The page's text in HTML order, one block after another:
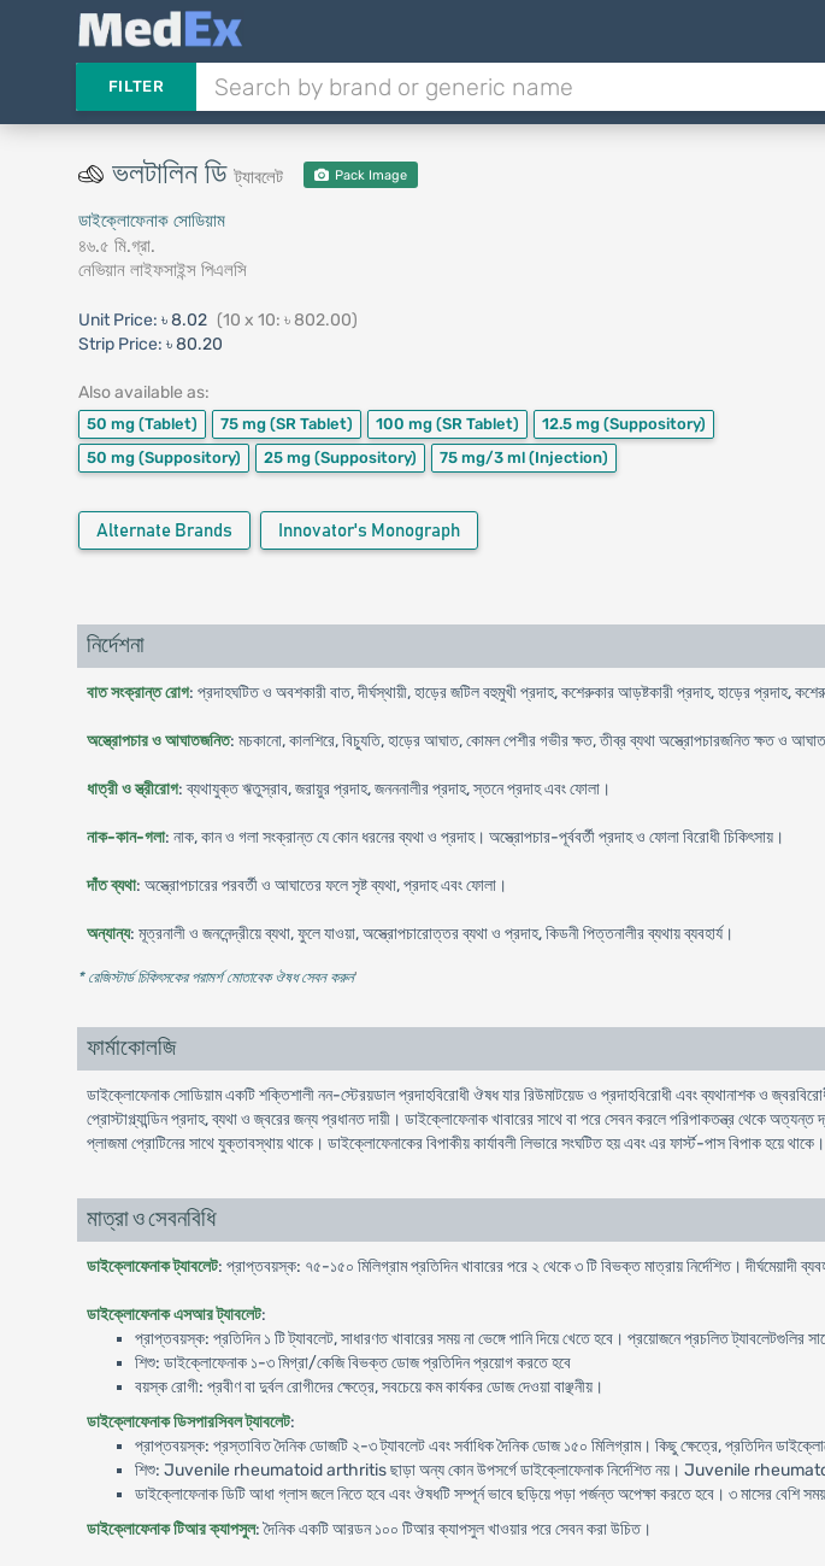
FILTER
ভলটালিন ডিট্যাবলেট Pack Image
ডাইক্লোফেনাক সোডিয়াম
৪৬.৫ মি.গ্রা.
নেভিয়ান লাইফসাইন্স পিএলসি
Unit Price: ৳ 8.02 (10 x 10: ৳ 802.00)
Strip Price: ৳ 80.20
Also available as:
50 mg (Tablet) 75 mg (SR Tablet) 100 mg (SR Tablet) 12.5 mg (Suppository)
50 mg (Suppository) 25 mg (Suppository) 75 mg/3 ml (Injection)
Alternate Brands Innovator's Monograph
নির্দেশনা
বাত সংক্রান্ত রোগ: প্রদাহঘটিত ও অবশকারী বাত, দীর্ঘস্থায়ী, হাড়ের জটিল বহুমুখী প্রদাহ, কশেরুকার আড়ষ্টকারী প্রদাহ, হাড়ের প্রদাহ,
অস্ত্রোপচার ও আঘাতজনিত: মচকানো, কালশিরে, বিচ্যুতি, হাড়ের আঘাত, কোমল পেশীর গভীর ক্ষত, তীব্র ব্যথা অস্ত্রোপচারজনিত ক্ষত ও
ধাত্রী ও স্ত্রীরোগ: ব্যথাযুক্ত ঋতুস্রাব, জরায়ুর প্রদাহ, জনননালীর প্রদাহ, স্তনে প্রদাহ এবং ফোলা।
নাক-কান-গলা: নাক, কান ও গলা সংক্রান্ত যে কোন ধরনের ব্যথা ও প্রদাহ। অস্ত্রোপচার-পূর্ববর্তী প্রদাহ ও ফোলা বিরোধী চিকিৎসায়।
দাঁত ব্যথা: অস্ত্রোপচারের পরবর্তী ও আঘাতের ফলে সৃষ্ট ব্যথা, প্রদাহ এবং ফোলা।
অন্যান্য: মূত্রনালী ও জননেন্দ্রীয়ে ব্যথা, ফুলে যাওয়া, অস্ত্রোপচারোত্তর ব্যথা ও প্রদাহ, কিডনী পিত্তনালীর ব্যথায় ব্যবহার্য।
* রেজিস্টার্ড চিকিৎসকের পরামর্শ মোতাবেক ঔষধ সেবন করুন'
ফার্মাকোলজি
ডাইক্লোফেনাক সোডিয়াম একটি শক্তিশালী নন-স্টেরয়ডাল প্রদাহবিরোধী ঔষধ যার রিউমাটয়েড ও প্রদাহবিরোধী এবং ব্যথানাশক ও
প্রোস্টাগ্ল্যান্ডিন প্রদাহ, ব্যথা ও জ্বরের জন্য প্রধানত দায়ী। ডাইক্লোফেনাক খাবারের সাথে বা পরে সেবন করলে পরিপাকতন্ত্র থেকে
প্লাজমা প্রোটিনের সাথে যুক্তাবস্থায় থাকে। ডাইক্লোফেনাকের বিপাকীয় কার্যাবলী লিভারে সংঘটিত হয় এবং এর ফার্স্ট-পাস বিপাক হয়ে থাকে।
মাত্রা ও সেবনবিধি
ডাইক্লোফেনাক ট্যাবলেট: প্রাপ্তবয়স্ক: ৭৫-১৫০ মিলিগ্রাম প্রতিদিন খাবারের পরে ২ থেকে ৩ টি বিভক্ত মাত্রায় নির্দেশিত। দীর্ঘমেয়াদী
ডাইক্লোফেনাক এসআর ট্যাবলেট:
প্রাপ্তবয়স্ক: প্রতিদিন ১ টি ট্যাবলেট, সাধারণত খাবারের সময় না ভেঙ্গে পানি দিয়ে খেতে হবে। প্রয়োজনে প্রচলিত ট্যাবলেটগুলির
শিশু: ডাইক্লোফেনাক ১-৩ মিগ্রা/কেজি বিভক্ত ডোজ প্রতিদিন প্রয়োগ করতে হবে
বয়স্ক রোগী: প্রবীণ বা দুর্বল রোগীদের ক্ষেত্রে, সবচেয়ে কম কার্যকর ডোজ দেওয়া বাঞ্ছনীয়।
ডাইক্লোফেনাক ডিসপারসিবল ট্যাবলেট:
প্রাপ্তবয়স্ক: প্রস্তাবিত দৈনিক ডোজটি ২-৩ ট্যাবলেট এবং সর্বাধিক দৈনিক ডোজ ১৫০ মিলিগ্রাম। কিছু ক্ষেত্রে, প্রতিদিন
শিশু: Juvenile rheumatoid arthritis ছাড়া অন্য কোন উপসর্গে ডাইক্লোফেনাক নির্দেশিত নয়। Juvenile
ডাইক্লোফেনাক ডিটি আধা গ্লাস জলে নিতে হবে এবং ঔষধটি সম্পূর্ন ভাবে ছড়িয়ে পড়া পর্জন্ত অপেক্ষা করতে হবে। ৩ মাসের বেশি
ডাইক্লোফেনাক টিআর ক্যাপসুল: দৈনিক একটি আরডন ১০০ টিআর ক্যাপসুল খাওয়ার পরে সেবন করা উচিত।